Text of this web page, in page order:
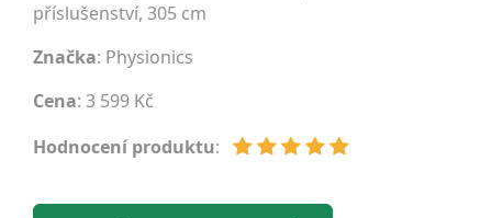
příslušenství, 305 cm
Značka: Physionics
Cena: 3 599 Kč
Hodnocení produktu: